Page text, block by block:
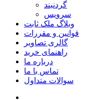
گردنبند
سرویس
وبلاگ ملک ثابت
قوانین و مقررات
گالری تصاویر
راهنمای خرید
درباره ما
تماس با ما
سوالات متداول